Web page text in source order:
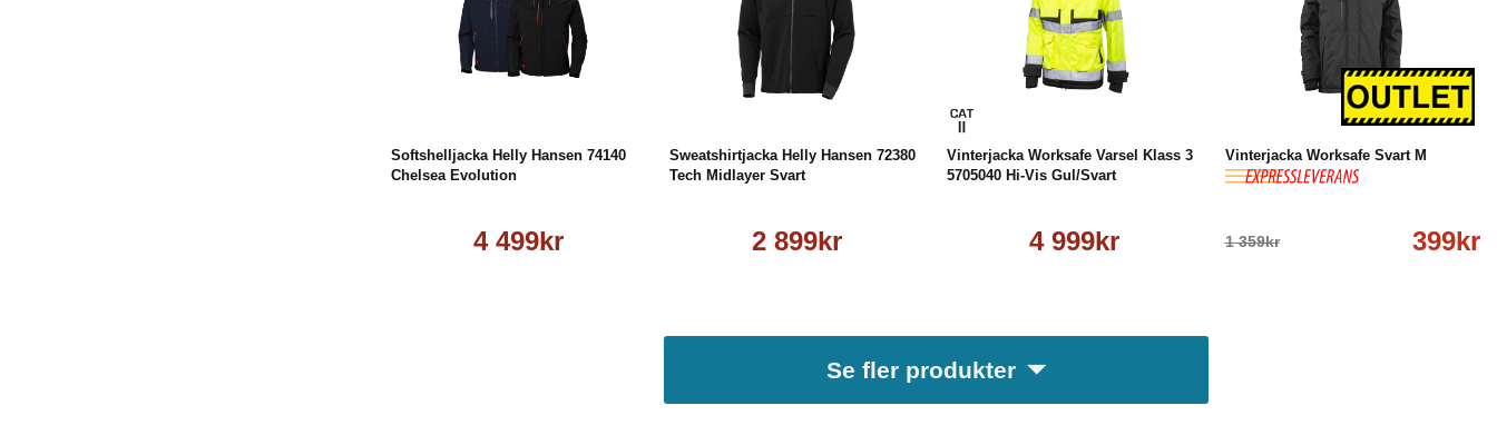
Softshelljacka Helly Hansen 74140
Chelsea Evolution
4 499kr
Sweatshirtjacka Helly Hansen 72380
Tech Midlayer Svart
2 899kr
Läs mer
Vinterjacka Worksafe Varsel Klass 3
5705040 Hi-Vis Gul/Svart
4 999kr
Läs mer
Vinterjacka Worksafe Svart M
1 359kr 399kr
Köp Läs mer
Se fler produkter